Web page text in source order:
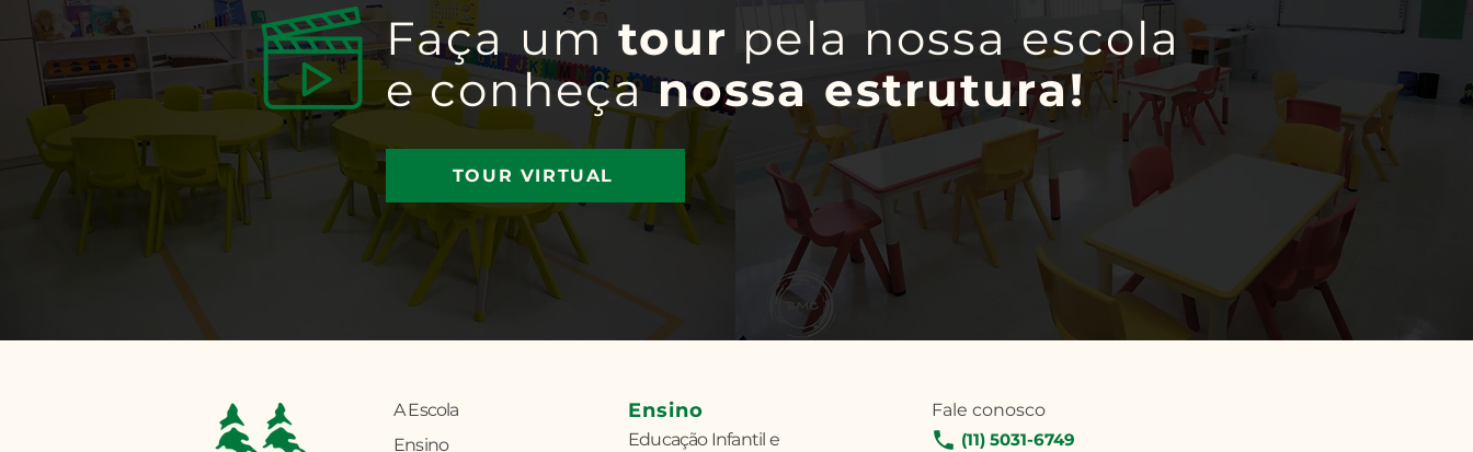
Faça umtour pela nossa escola
e conheçanossa estrutura!
TOUR VIRTUAL
A Escola
Ensino
Ensino
Educação Infantil e
Fale conosco
(11) 5031-6749